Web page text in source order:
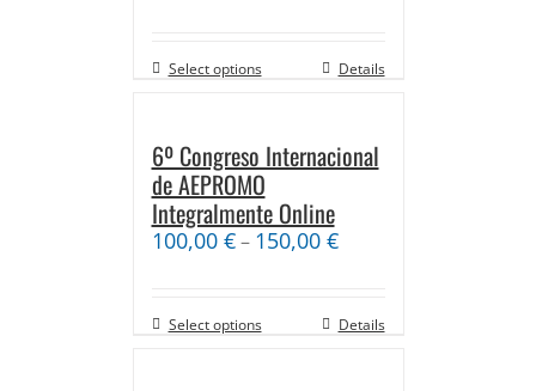
Select options Details
6º Congreso Internacional
de AEPROMO
Integralmente Online
100,00 €– 150,00 €
Select options Details